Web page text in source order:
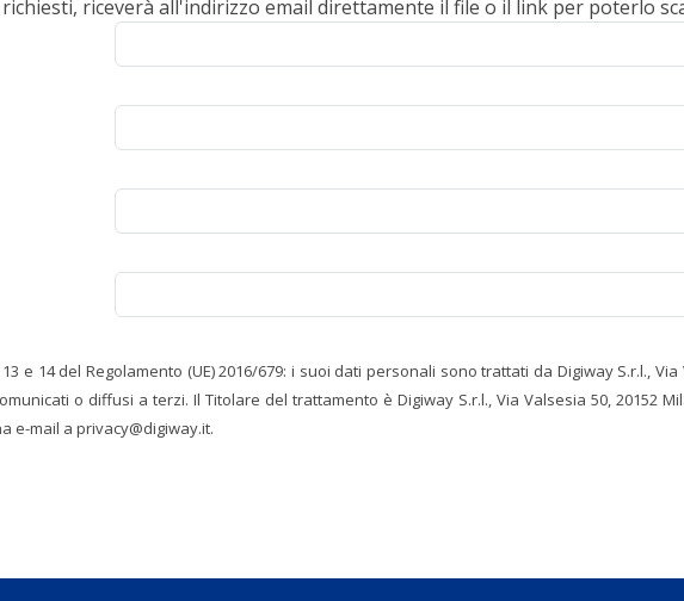
riceverà all'indirizzo email direttamente il file o il link per poterlo
e 14 del Regolamento (UE) 2016/679: i suoi dati personali sono trattati da Digiway S.r.l.,
o diffusi a terzi. Il Titolare del trattamento è Digiway S.r.l., Via Valsesia 50, 20152
e-mail a privacy@digiway.it.